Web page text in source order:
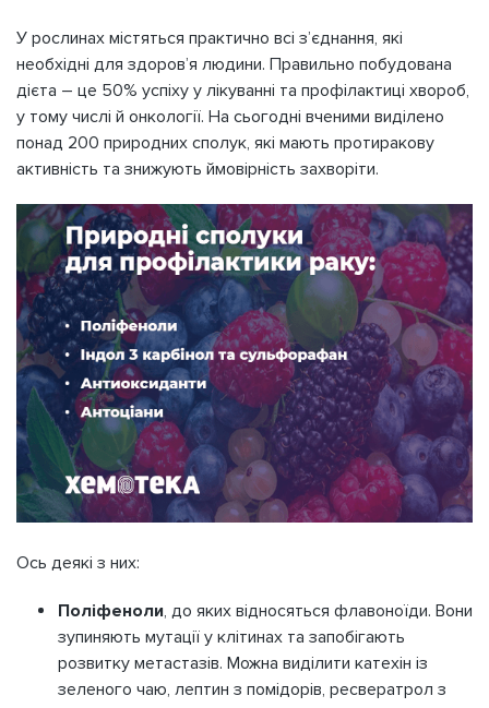
У рослинах містяться практично всі з’єднання, які
необхідні для здоров’я людини. Правильно побудована
дієта – це 50% успіху у лікуванні та профілактиці хвороб,
у тому числі й онкології. На сьогодні вченими виділено
понад 200 природних сполук, які мають протиракову
активність та знижують ймовірність захворіти.
Ось деякі з них:
Поліфеноли, до яких відносяться флавоноїди. Вони
зупиняють мутації у клітинах та запобігають
розвитку метастазів. Можна виділити катехін із
зеленого чаю, лептин з помідорів, ресвератрол з